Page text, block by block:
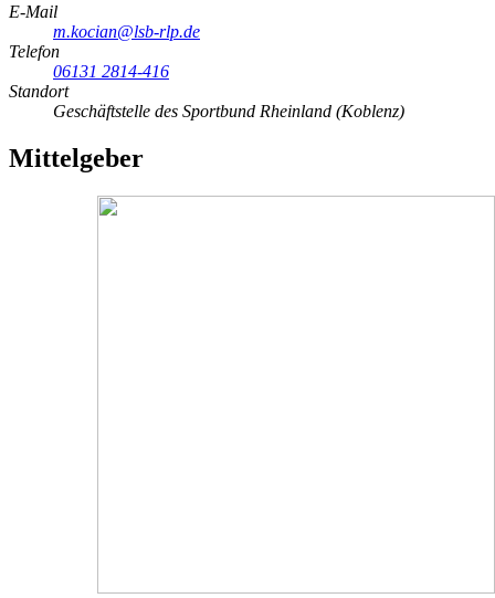
E-Mail
m.kocian@lsb-rlp.de
Telefon
06131 2814-416
Standort
Geschäftstelle des Sportbund Rheinland (Koblenz)
Mittelgeber